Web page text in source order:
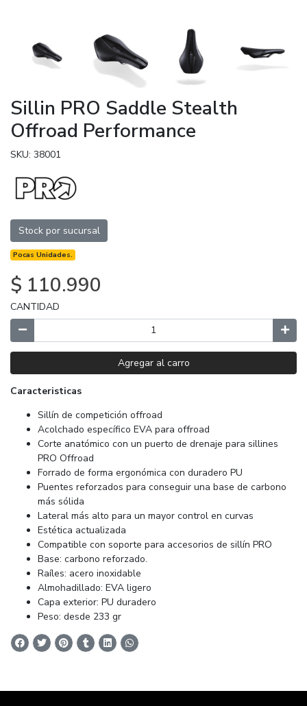
Sillin PRO Saddle Stealth
Offroad Performance
SKU: 38001
Stock por sucursal
Pocas Unidades.
$ 110.990
CANTIDAD
Agregar al carro
Caracteristicas
Sillín de competición offroad
Acolchado específico EVA para offroad
Corte anatómico con un puerto de drenaje para sillines
PRO Offroad
Forrado de forma ergonómica con duradero PU
Puentes reforzados para conseguir una base de carbono
más sólida
Lateral más alto para un mayor control en curvas
Estética actualizada
Compatible con soporte para accesorios de sillín PRO
Base: carbono reforzado.
Raíles: acero inoxidable
Almohadillado: EVA ligero
Capa exterior: PU duradero
Peso: desde 233 gr